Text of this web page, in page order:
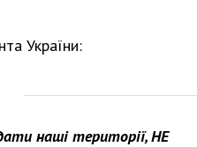
України:
наші території, НЕ